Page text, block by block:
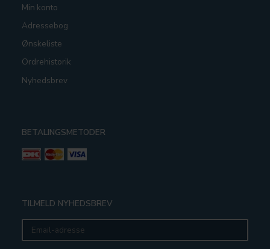
Min konto
Adressebog
Ønskeliste
Ordrehistorik
Nyhedsbrev
BETALINGSMETODER
TILMELD NYHEDSBREV
Email-
adresse